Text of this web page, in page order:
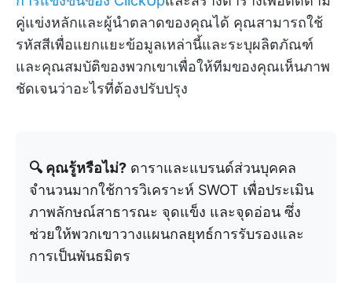
คู่แข่งหลักและผู้นำตลาดของคุณได้ คุณสามารถใช้
รหัสสีเพื่อแยกแยะข้อมูลเหล่านี้และระบุผลิตภัณฑ์
และคุณสมบัติของพวกเขาเพื่อให้ทีมของคุณเห็นภาพ
ชัดเจนว่าอะไรที่ต้องปรับปรุง
🔍 คุณรู้หรือไม่? ดาราและแบรนด์ส่วนบุคคล
จำนวนมากใช้การวิเคราะห์ SWOT เพื่อประเมิน
ภาพลักษณ์สาธารณะ จุดแข็ง และจุดอ่อน ซึ่ง
ช่วยให้พวกเขาวางแผนกลยุทธ์การรับรองและ
การเป็นพันธมิตร